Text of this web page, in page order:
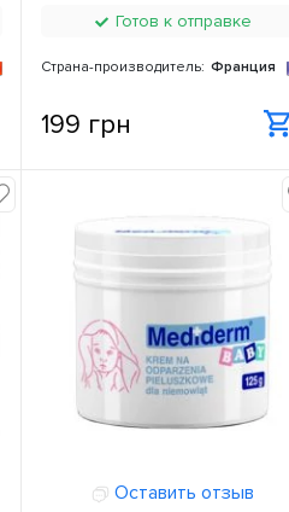
Готов к отправке
Страна-производитель: Франция
199 грн
Оставить отзыв